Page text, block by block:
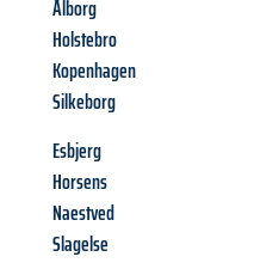
Ålborg
Holstebro
Kopenhagen
Silkeborg
Esbjerg
Horsens
Naestved
Slagelse